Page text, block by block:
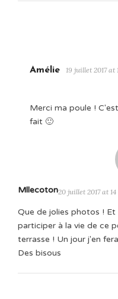
Amélie 19 juillet 2017 at
Merci ma poule !
fait 🙂
Mllecoton20 juillet 2017 at
Que de jolies photos !
participer à la vie de ce
terrasse ! Un jour j'en
Des bisous